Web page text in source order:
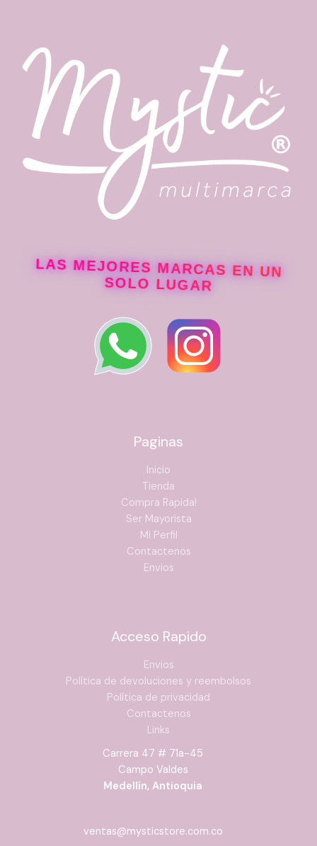
dos veces al día
LAS MEJORES MARCAS EN UN
SOLO LUGAR
Paginas
Inicio
Tienda
Compra Rapida!
Ser Mayorista
Mi Perfil
Contactenos
Envios
Acceso Rapido
Envios
Política de devoluciones y reembolsos
Política de privacidad
Contactenos
Links
Carrera 47 # 71a-45
Campo Valdes
Medellín, Antioquia
ventas@mysticstore.com.co